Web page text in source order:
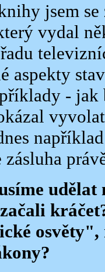
jsem
vydal
aspekty
- jak
osvěty",